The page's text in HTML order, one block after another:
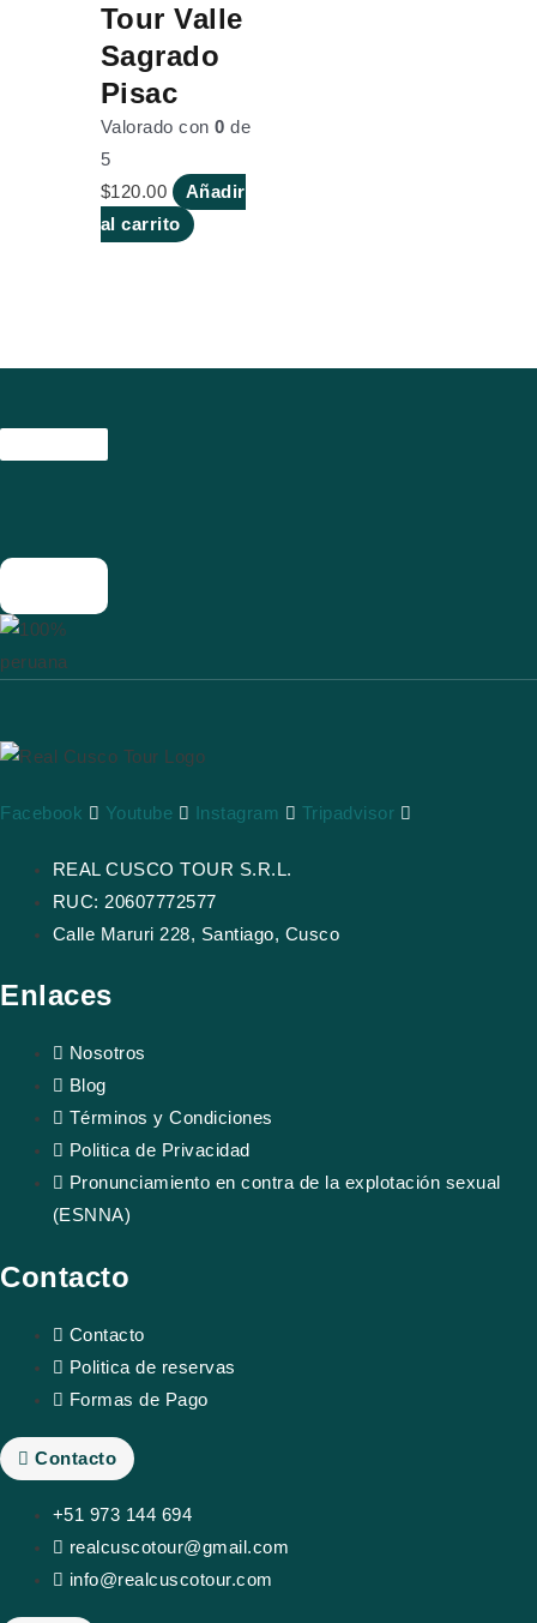
Tour Valle
Sagrado
Pisac
Valorado con0 de
5
$120.00
Añadir
al carrito
Facebook Youtube Instagram Tripadvisor
REAL CUSCO TOUR S.R.L.
RUC: 20607772577
Calle Maruri 228, Santiago, Cusco
Enlaces
Nosotros
Blog
Términos y Condiciones
Politica de Privacidad
Pronunciamiento en contra de la explotación sexual
(ESNNA)
Contacto
Contacto
Politica de reservas
Formas de Pago
Contacto
+51 973 144 694
realcuscotour@gmail.com
info@realcuscotour.com